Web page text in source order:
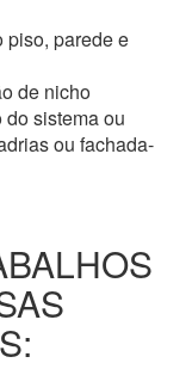
piso, parede e
de nicho
sistema ou
ou fachada-